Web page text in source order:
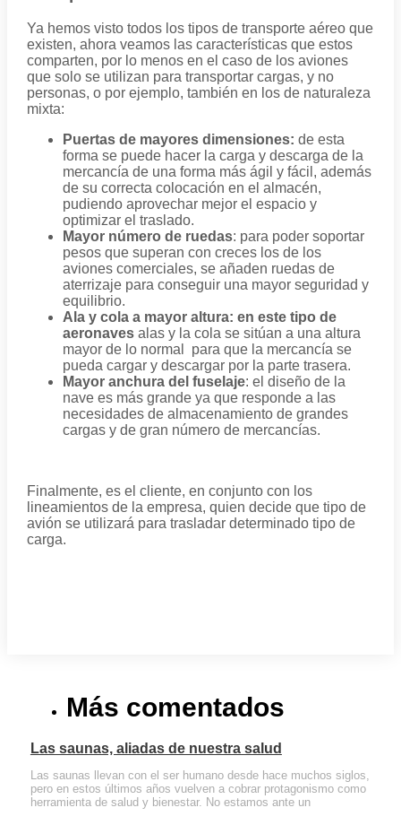
Ya hemos visto todos los tipos de transporte aéreo que
existen, ahora veamos las características que estos
comparten, por lo menos en el caso de los aviones
que solo se utilizan para transportar cargas, y no
personas, o por ejemplo, también en los de naturaleza
mixta:
Puertas de mayores dimensiones: de esta
forma se puede hacer la carga y descarga de la
mercancía de una forma más ágil y fácil, además
de su correcta colocación en el almacén,
pudiendo aprovechar mejor el espacio y
optimizar el traslado.
Mayor número de ruedas: para poder soportar
pesos que superan con creces los de los
aviones comerciales, se añaden ruedas de
aterrizaje para conseguir una mayor seguridad y
equilibrio.
Ala y cola a mayor altura: en este tipo de
aeronaves alas y la cola se sitúan a una altura
mayor de lo normal para que la mercancía se
pueda cargar y descargar por la parte trasera.
Mayor anchura del fuselaje: el diseño de la
nave es más grande ya que responde a las
necesidades de almacenamiento de grandes
cargas y de gran número de mercancías.
Finalmente, es el cliente, en conjunto con los
lineamientos de la empresa, quien decide que tipo de
avión se utilizará para trasladar determinado tipo de
carga.
Más comentados
Las saunas, aliadas de nuestra salud
Las saunas llevan con el ser humano desde hace muchos siglos,
pero en estos últimos años vuelven a cobrar protagonismo como
herramienta de salud y bienestar. No estamos ante un